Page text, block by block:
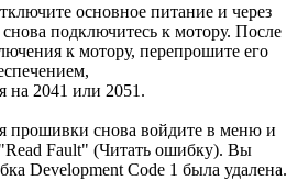
основное питание и через
снова подключитесь к мотору. После
к мотору, перепрошите его
на 2041 или 2051.
прошивки снова войдите в меню и
Fault" (Читать ошибку). Вы
Development Code 1 была удалена.